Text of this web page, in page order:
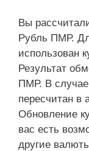
Вы
Рубль ПМР.
использован
Результат
ПМР. В случае
пересчитан в
Обновление
вас есть
другие